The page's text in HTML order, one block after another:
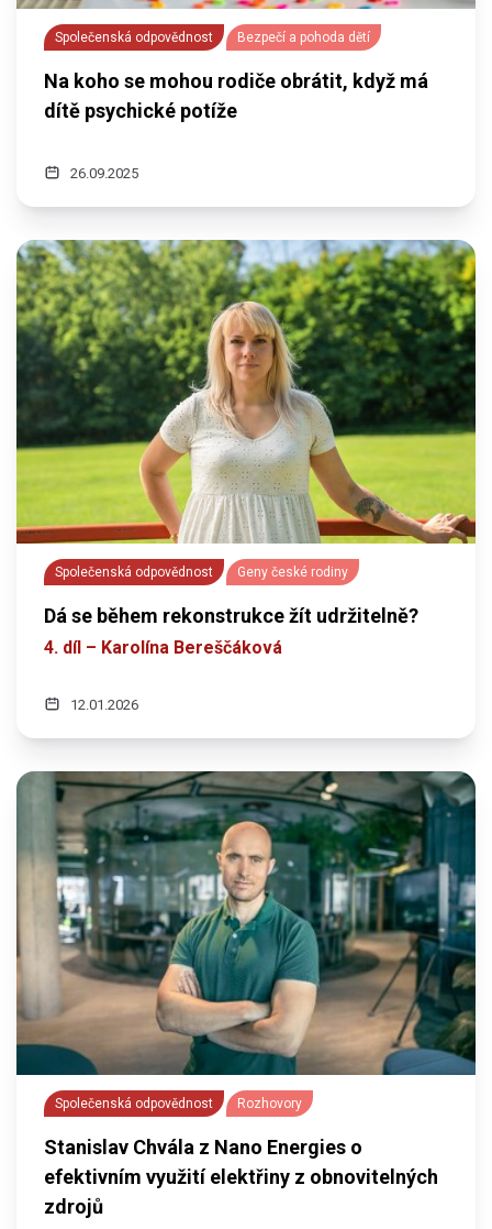
Společenská odpovědnost Bezpečí a pohoda dětí
Na koho se mohou rodiče obrátit, když má
dítě psychické potíže
26.09.2025
Společenská odpovědnost Geny české rodiny
Dá se během rekonstrukce žít udržitelně?
4. díl – Karolína Bereščáková
12.01.2026
Společenská odpovědnost Rozhovory
Stanislav Chvála z Nano Energies o
efektivním využití elektřiny z obnovitelných
zdrojů